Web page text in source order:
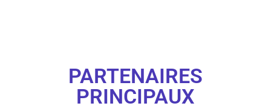
PARTENAIRES
PRINCIPAUX